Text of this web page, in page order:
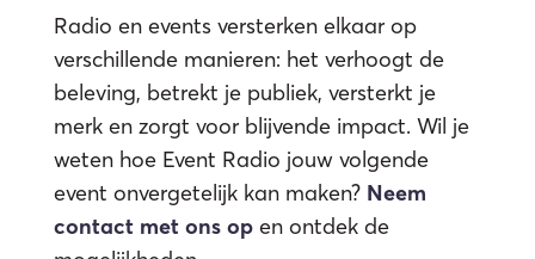
Radio en events versterken elkaar op
verschillende manieren: het verhoogt de
beleving, betrekt je publiek, versterkt je
merk en zorgt voor blijvende impact. Wil je
weten hoe Event Radio jouw volgende
event onvergetelijk kan maken? Neem
contact met ons open ontdek de